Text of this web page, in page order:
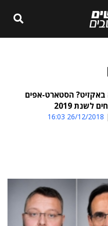
הסטארט-אפים
לשנת 2019
26/12/2018 16:03